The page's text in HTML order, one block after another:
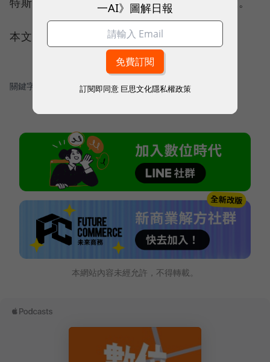
本文授權轉載自： 36 氪
關鍵字： ＃特斯拉
本網站內容未經允許，不得轉載。
一AI》圖解日報
訂閱即同意 巨思文化隱私權政策